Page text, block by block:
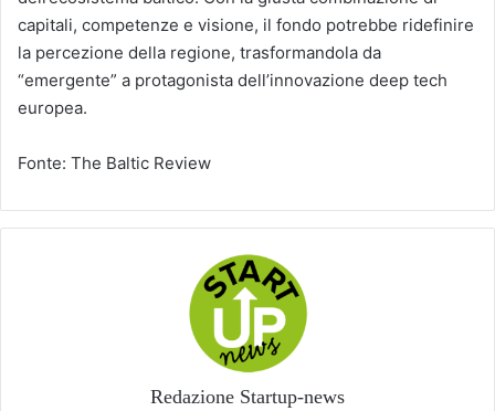
capitali, competenze e visione, il fondo potrebbe ridefinire
la percezione della regione, trasformandola da
“emergente” a protagonista dell’innovazione deep tech
europea.
Fonte: The Baltic Review
Redazione Startup-news